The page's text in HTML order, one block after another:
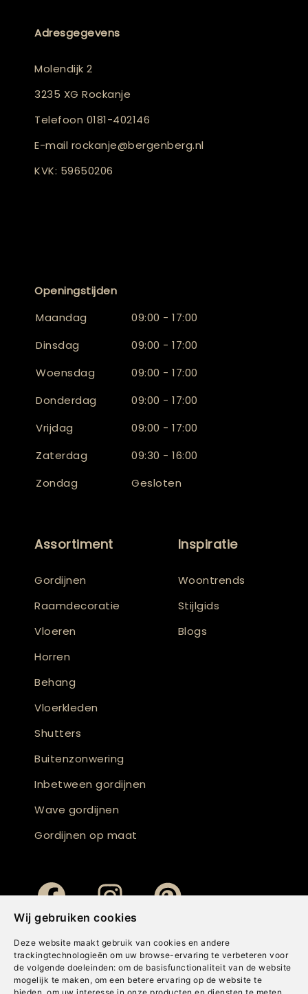
Wij gebruiken cookies
Deze website maakt gebruik van cookies en andere
trackingtechnologieën om uw browse-ervaring te verbeteren voor
de volgende doeleinden: om de basisfunctionaliteit van de website
mogelijk te maken , om een betere ervaring op de website te
Adresgegevens
Molendijk 2
3235 XG Rockanje
Telefoon 0181-402146
E-mail rockanje@bergenberg.nl
KVK: 59650206
Openingstijden
Maandag
09:00 - 17:00
Dinsdag
09:00 - 17:00
Woensdag
09:00 - 17:00
Donderdag
09:00 - 17:00
Vrijdag
09:00 - 17:00
Zaterdag
09:30 - 16:00
Zondag
Gesloten
Assortiment
Gordijnen
Raamdecoratie
Vloeren
Horren
Behang
Vloerkleden
Shutters
Buitenzonwering
Inbetween gordijnen
Wave gordijnen
Gordijnen op maat
Inspiratie
Woontrends
Stijlgids
Blogs